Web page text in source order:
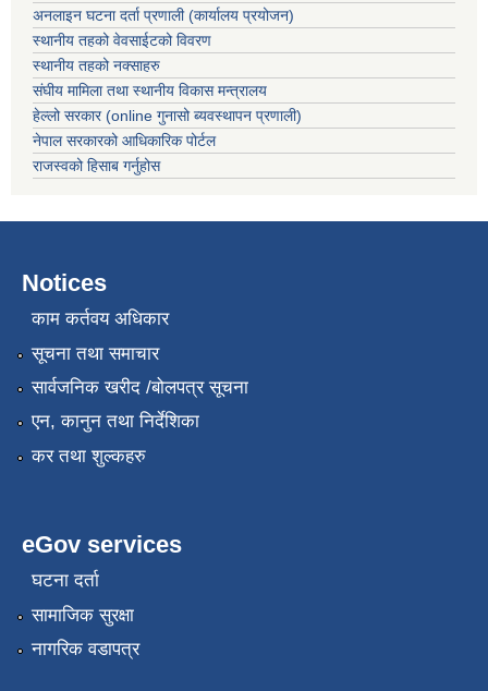
अनलाइन घटना दर्ता प्रणाली (कार्यालय प्रयोजन)
स्थानीय तहको वेवसाईटको विवरण
स्थानीय तहको नक्साहरु
संघीय मामिला तथा स्थानीय विकास मन्त्रालय
हेल्लो सरकार (online गुनासो ब्यवस्थापन प्रणाली)
नेपाल सरकारको आधिकारिक पोर्टल
राजस्वको हिसाब गर्नुहोस
Notices
काम कर्तवय अधिकार
सूचना तथा समाचार
सार्वजनिक खरीद /बोलपत्र सूचना
एन, कानुन तथा निर्देशिका
कर तथा शुल्कहरु
eGov services
घटना दर्ता
सामाजिक सुरक्षा
नागरिक वडापत्र